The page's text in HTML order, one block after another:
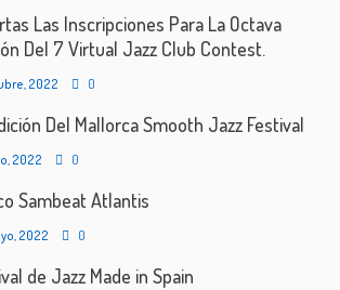
Las Inscripciones Para La Octava
Del 7 Virtual Jazz Club Contest.
2022 0
Del Mallorca Smooth Jazz Festival
2022 0
Sambeat Atlantis
2022 0
de Jazz Made in Spain